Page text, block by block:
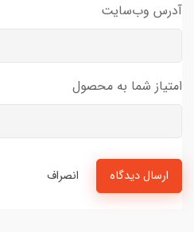
آدرس وب‌سایت
امتیاز شما به محصول
ارسال دیدگاه انصراف